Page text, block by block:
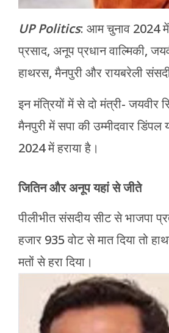
UP Politics: आम चुनाव 2024 में
प्रसाद, अनूप प्रधान वाल्मिकी,
हाथरस, मैनपुरी और रायबरेली
इन मंत्रियों में से दो मंत्री-
मैनपुरी में सपा की उम्मीदवार
2024 में हराया है।
जितिन और अनूप यहां से जीते
पीलीभीत संसदीय सीट से भाजपा
हजार 935 वोट से मात दिया तो
मतों से हरा दिया।